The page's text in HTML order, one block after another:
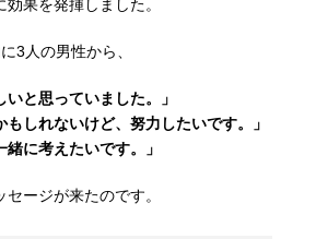
果を発揮しました。
3人の男性から、
いと思っていました。」
もしれないけど、努力したいです。」
緒に考えたいです。」
ージが来たのです。